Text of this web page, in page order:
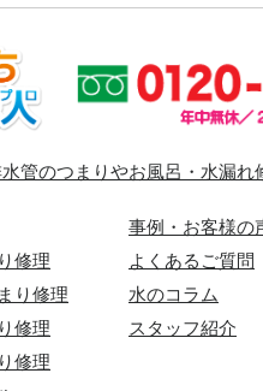
管のつまりやお風呂・水漏れ
修理
り修理
修理
修理
事例・お客様の
よくあるご質問
水のコラム
スタッフ紹介